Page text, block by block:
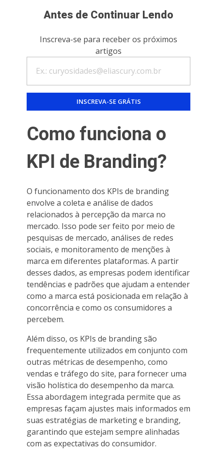
Antes de Continuar Lendo
Inscreva-se para receber os próximos
artigos
Como funciona o
KPI de Branding?
O funcionamento dos KPIs de branding
envolve a coleta e análise de dados
relacionados à percepção da marca no
mercado. Isso pode ser feito por meio de
pesquisas de mercado, análises de redes
sociais, e monitoramento de menções à
marca em diferentes plataformas. A partir
desses dados, as empresas podem identificar
tendências e padrões que ajudam a entender
como a marca está posicionada em relação à
concorrência e como os consumidores a
percebem.
Além disso, os KPIs de branding são
frequentemente utilizados em conjunto com
outras métricas de desempenho, como
vendas e tráfego do site, para fornecer uma
visão holística do desempenho da marca.
Essa abordagem integrada permite que as
empresas façam ajustes mais informados em
suas estratégias de marketing e branding,
garantindo que estejam sempre alinhadas
com as expectativas do consumidor.